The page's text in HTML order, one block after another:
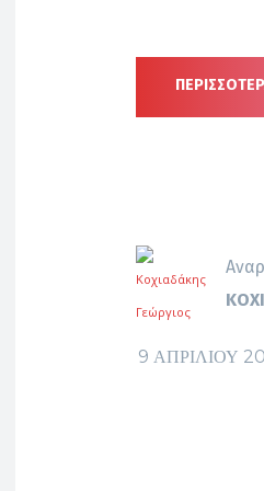
9 ΑΠΡΙΛΊΟΥ